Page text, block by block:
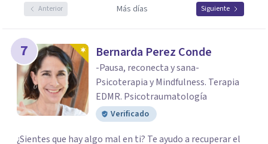
Anterior Más días Siguiente
7 Bernarda Perez Conde
-Pausa, reconecta y sana-
Psicoterapia y Mindfulness. Terapia
EDMR. Psicotraumatología
Verificado
¿Sientes que hay algo mal en ti? Te ayudo a recuperar el